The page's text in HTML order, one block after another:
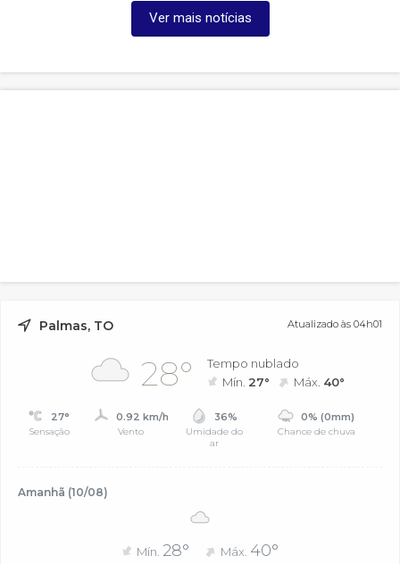
Ver mais notícias
Palmas, TO Atualizado às 04h01
28°
Tempo nublado
Mín. 27° Máx. 40°
27°
Sensação
0.92 km/h
Vento
36%
Umidade do
ar
0% (0mm)
Chance de chuva
Amanhã (10/08)
Mín. 28° Máx. 40°